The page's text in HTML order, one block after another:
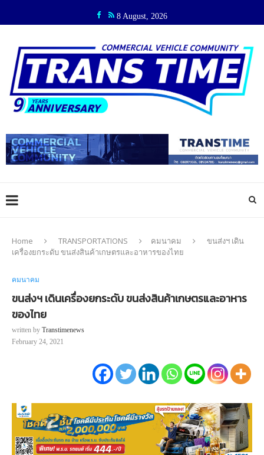
8 August, 2026
Home TRANSPORTATIONS คมนาคม
ขนส่งฯ เดิน
เครื่องยกระดับ ขนส่งสินค้าเกษตรและอาหารของไทย
คมนาคม
ขนส่งฯ เดินเครื่องยกระดับ ขนส่งสินค้าเกษตรและอาหาร
ของไทย
written by Transtimenews
February 24, 2021